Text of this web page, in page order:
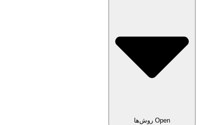
Open روش‌ها